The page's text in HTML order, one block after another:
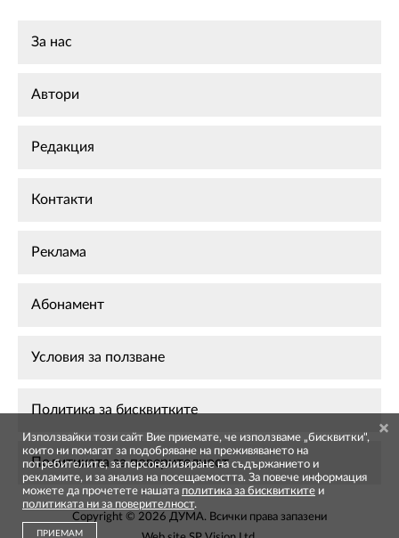
За нас
Автори
Редакция
Контакти
Реклама
Абонамент
Условия за ползване
Политика за бисквитките
Политиката за поверителност
Copyright © 2026 ДУМА. Всички права запазени
Използвайки този сайт Вие приемате, че използваме „бисквитки",
които ни помагат за подобряване на преживяването на
потребителите, за персонализиране на съдържанието и
рекламите, и за анализ на посещаемостта. За повече информация
можете да прочетете нашата политика за бисквитките и
политиката ни за поверителност.
ПРИЕМАМ